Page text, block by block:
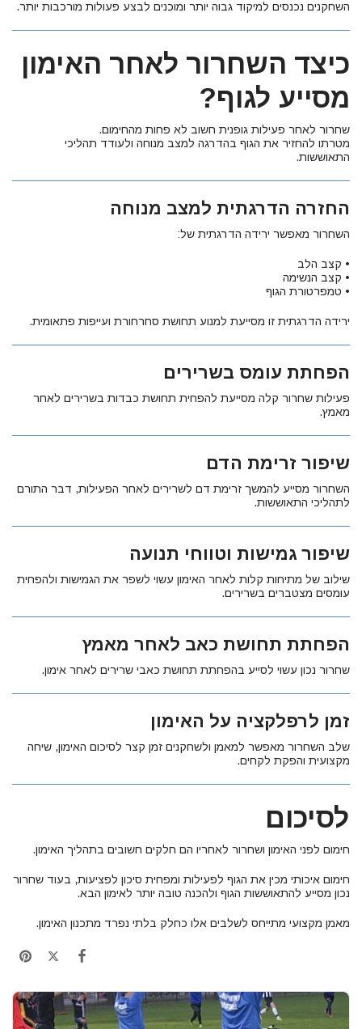
השחקנים נכנסים למיקוד גבוה יותר ומוכנים לבצע פעולות מורכבות יותר.
כיצד השחרור לאחר האימון
מסייע לגוף?
שחרור לאחר פעילות גופנית חשוב לא פחות מהחימום.
מטרתו להחזיר את הגוף בהדרגה למצב מנוחה ולעודד תהליכי
התאוששות.
החזרה הדרגתית למצב מנוחה
השחרור מאפשר ירידה הדרגתית של:
• קצב הלב
• קצב הנשימה
• טמפרטורת הגוף
ירידה הדרגתית זו מסייעת למנוע תחושת סחרחורת ועייפות פתאומית.
הפחתת עומס בשרירים
פעילות שחרור קלה מסייעת להפחית תחושת כבדות בשרירים לאחר
מאמץ.
שיפור זרימת הדם
השחרור מסייע להמשך זרימת דם לשרירים לאחר הפעילות, דבר התורם
לתהליכי התאוששות.
שיפור גמישות וטווחי תנועה
שילוב של מתיחות קלות לאחר האימון עשוי לשפר את הגמישות ולהפחית
עומסים מצטברים בשרירים.
הפחתת תחושת כאב לאחר מאמץ
שחרור נכון עשוי לסייע בהפחתת תחושת כאבי שרירים לאחר אימון.
זמן לרפלקציה על האימון
שלב השחרור מאפשר למאמן ולשחקנים זמן קצר לסיכום האימון, שיחה
מקצועית והפקת לקחים.
לסיכום
חימום לפני האימון ושחרור לאחריו הם חלקים חשובים בתהליך האימון.
חימום איכותי מכין את הגוף לפעילות ומפחית סיכון לפציעות, בעוד שחרור
נכון מסייע להתאוששות הגוף ולהכנה טובה יותר לאימון הבא.
מאמן מקצועי מתייחס לשלבים אלו כחלק בלתי נפרד מתכנון האימון.